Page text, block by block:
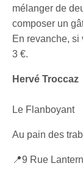
mélanger de
composer un
En revanche,
3 €.
Hervé Troccaz
Le Flanboyant
Au pain des
📍9 Rue